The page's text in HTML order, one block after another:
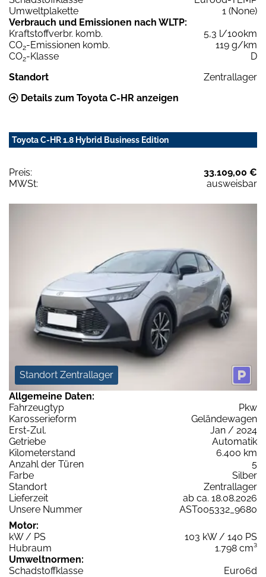
Umweltplakette
1 (None)
Verbrauch und Emissionen nach WLTP:
Kraftstoffverbr. komb.
5,3 l/100km
CO2-Emissionen komb.
119 g/km
CO2-Klasse
D
Standort
Zentrallager
Details zum Toyota C-HR anzeigen
Toyota C-HR 1.8 Hybrid Business Edition
Preis:
33.109,00 €
MWSt:
ausweisbar
Standort Zentrallager
Allgemeine Daten:
Fahrzeugtyp
Pkw
Karosserieform
Geländewagen
Erst-Zul.
Jan / 2024
Getriebe
Automatik
Kilometerstand
6.400 km
Anzahl der Türen
5
Farbe
Silber
Standort
Zentrallager
Lieferzeit
ab ca. 18.08.2026
Unsere Nummer
AST005332_9680
Motor:
kW / PS
103 kW / 140 PS
Hubraum
1.798 cm³
Umweltnormen:
Schadstoffklasse
Euro6d